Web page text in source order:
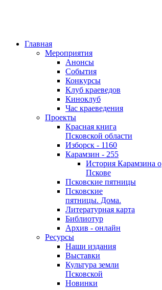
Главная
Мероприятия
Анонсы
События
Конкурсы
Клуб краеведов
Киноклуб
Час краеведения
Проекты
Красная книга
Псковской области
Изборск - 1160
Карамзин - 255
История Карамзина о
Пскове
Псковские пятницы
Псковские
пятницы. Дома.
Литературная карта
Библиотур
Архив - онлайн
Ресурсы
Наши издания
Выставки
Культура земли
Псковской
Новинки